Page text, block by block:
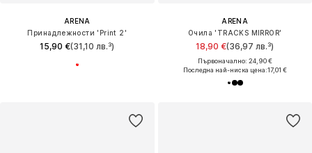
ARENA
Принадлежности 'Print 2'
15,90 €(31,10 лв.³)
ARENA
Очила 'TRACKS MIRROR'
18,90 €(36,97 лв.³)
Първоначално: 24,90 €
Последна най-ниска цена:17,01 €